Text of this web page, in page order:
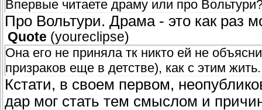
Впервые читаете драму или про
Про Вольтури. Драма - это как
Quote (youreclipse)
Она его не приняла тк никто ей не
призраков еще в детстве), как с этим
Кстати, в своем первом,
дар мог стать тем смыслом и